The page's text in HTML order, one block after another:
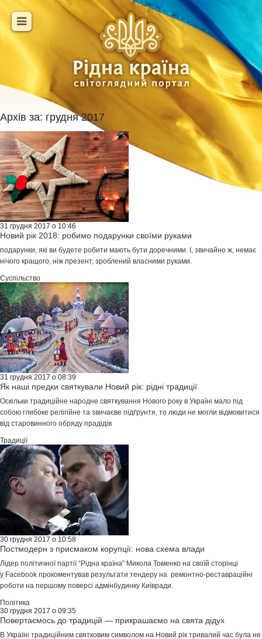
Архів за: грудня 2017
31 грудня 2017 о 10:46
Новий рік 2018: робимо подарунки своїми руками
подарунки, які ви будете робити мають бути доречними. І, звичайно ж, немає
нічого кращого, ніж презент, зроблений власними руками.
Суспільство
31 грудня 2017 о 08:39
Як наші предки святкували Новий рік: рідні традиції
Оскільки традиційне народне святкування Нового року в Україні мало під
собою глибоке релігійне та звичаєве підґрунтя, то люди не могли відмовитися
від старовинного обряду прадідів
Традиції
30 грудня 2017 о 10:58
Постмодерн з присмаком корупції: нова схема влади
Лідер політичної партії “Рідна країна” Микола Томенко на своїй сторінці
у Facebook прокоментував результати тендеру на ремонтно-реставраційні
роботи на першому поверсі адмінбудинку Київради.
Політика
30 грудня 2017 о 09:35
Повертаємось до традицій — прикрашаємо на свята дідух
В Україні традиційним святковим символом на Новий рік тривалий час була не